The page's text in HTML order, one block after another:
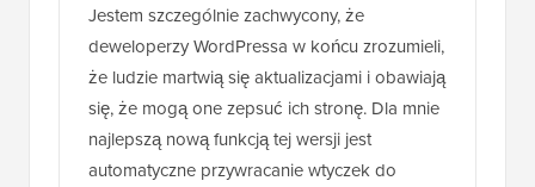
Jestem szczególnie zachwycony, że
deweloperzy WordPressa w końcu zrozumieli,
że ludzie martwią się aktualizacjami i obawiają
się, że mogą one zepsuć ich stronę. Dla mnie
najlepszą nową funkcją tej wersji jest
automatyczne przywracanie wtyczek do